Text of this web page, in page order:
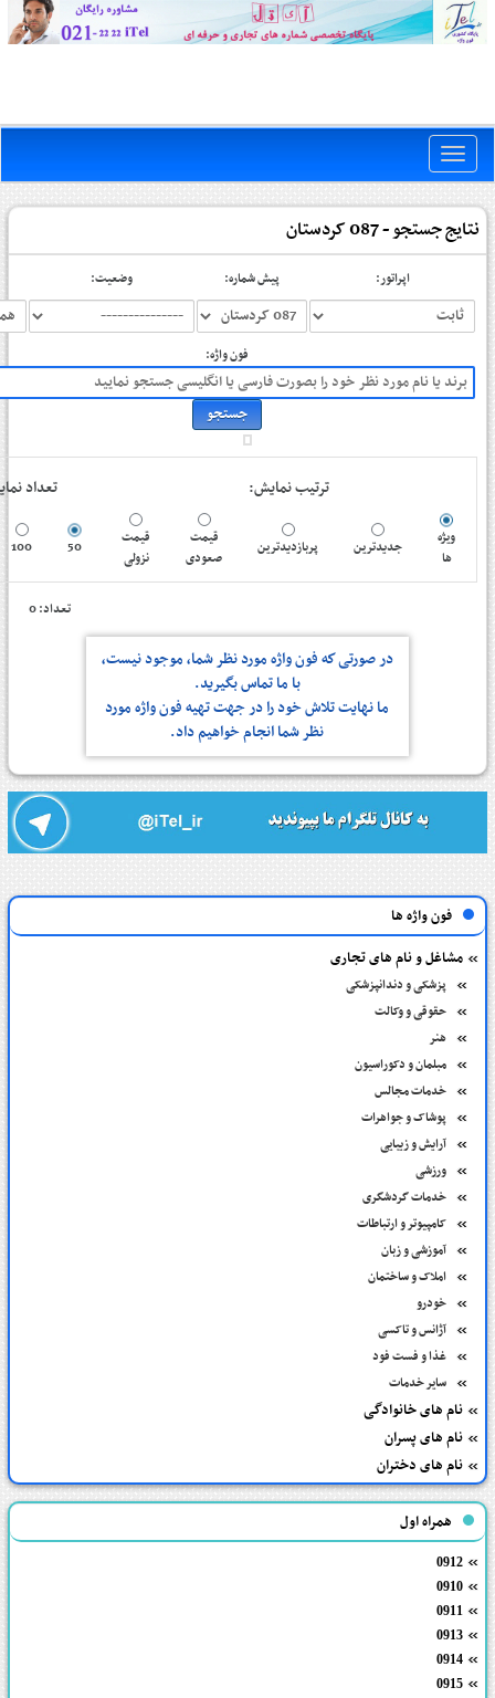
Toggle
نتایج جستجو - 087 کردستان
اپراتور: پیش شماره: وضعیت:
فون واژه:
ترتیب نمایش: تعداد
ویژه
ها
جدیدترین پربازدیدترین
قیمت
صعودی
قیمت
نزولی
50
100
تعداد: 0
در صورتی كه فون واژه مورد نظر شما، موجود نیست،
با ما تماس بگیرید.
ما نهایت تلاش خود را در جهت تهیه فون واژه مورد
نظر شما انجام خواهیم داد.
فون واژه ها
مشاغل و نام های تجاری
پزشکی و دندانپزشکی
حقوقی و وکالت
هنر
مبلمان و دکوراسیون
خدمات مجالس
پوشاک و جواهرات
آرایش و زیبایی
ورزشی
خدمات گردشگری
کامپیوتر و ارتباطات
آموزشی و زبان
املاک و ساختمان
خودرو
آژانس و تاکسی
غذا و فست فود
سایر خدمات
نام های خانوادگی
نام های پسران
نام های دختران
همراه اول
0912
0910
0911
0913
0914
0915